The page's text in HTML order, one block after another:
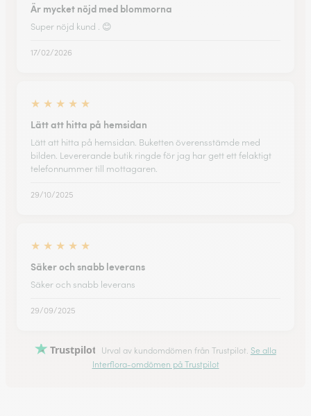
Är mycket nöjd med blommorna
Super nöjd kund . 😊
17/02/2026
★ ★ ★ ★ ★
Lätt att hitta på hemsidan
Lätt att hitta på hemsidan. Buketten överensstämde med
bilden. Levererande butik ringde för jag har gett ett felaktigt
telefonnummer till mottagaren.
29/10/2025
★ ★ ★ ★ ★
Säker och snabb leverans
Säker och snabb leverans
29/09/2025
Trustpilot Urval av kundomdömen från Trustpilot. Se alla
Interflora-omdömen på Trustpilot